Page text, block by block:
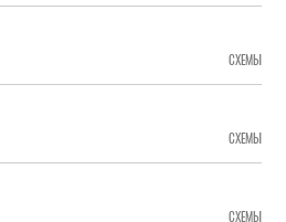
СХЕМЫ
СХЕМЫ
СХЕМЫ